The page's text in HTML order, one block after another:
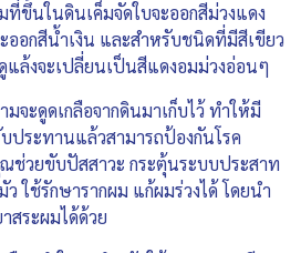
ที่ขึ้นในดินเค็มจัดใบจะออกสีม่วงแดง
อกสีน้ำเงิน และสำหรับชนิดที่มีสีเขียว
แล้งจะเปลี่ยนเป็นสีแดงอมม่วงอ่อนๆ
จะดูดเกลือจากดินมาเก็บไว้ ทำให้มี
ประทานแล้วสามารถป้องกันโรค
ช่วยขับปัสสาวะ กระตุ้นระบบประสาท
ใช้รักษารากผม แก้ผมร่วงได้ โดยนำ
สระผมได้ด้วย